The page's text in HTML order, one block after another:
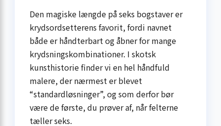
Den magiske længde på seks bogstaver er
krydsordsetterens favorit, fordi navnet
både er håndterbart og åbner for mange
krydsningskombinationer. I skotsk
kunsthistorie finder vi en hel håndfuld
malere, der nærmest er blevet
“standardløsninger”, og som derfor bør
være de første, du prøver af, når felterne
tæller seks.